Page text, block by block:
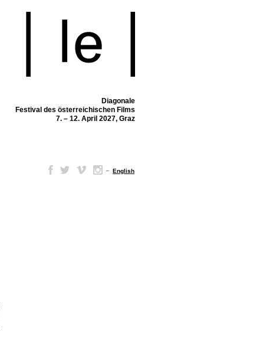
Diagonale
Festival des österreichischen Films
7. – 12. April 2027, Graz
– English